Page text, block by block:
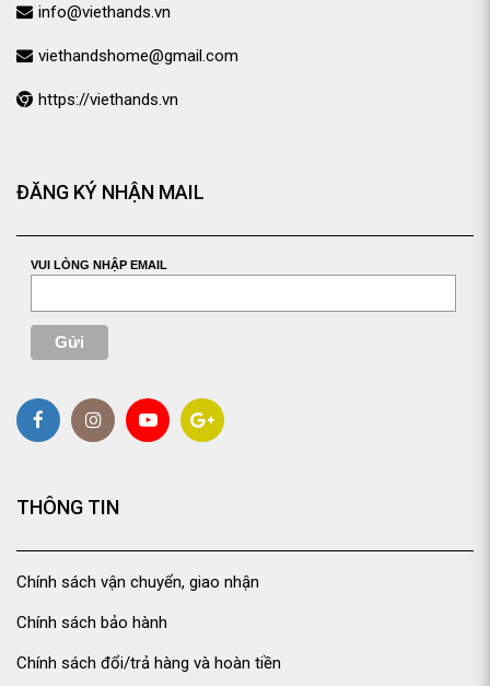
info@viethands.vn
viethandshome@gmail.com
https://viethands.vn
ĐĂNG KÝ NHẬN MAIL
VUI LÒNG NHẬP EMAIL
THÔNG TIN
Chính sách vận chuyển, giao nhận
Chính sách bảo hành
Chính sách đổi/trả hàng và hoàn tiền